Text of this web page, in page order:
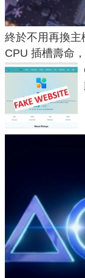
終於不用再換
CPU 插槽壽命